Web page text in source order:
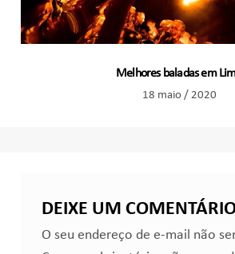
Melhores baladas em
18 maio / 2020
DEIXE UM
O seu endereço de e-mail não